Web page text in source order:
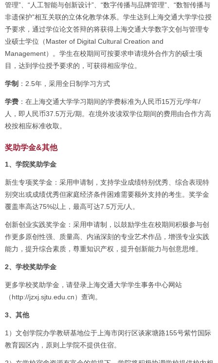
管理”、“人工智能与创新设计”、“数字传播与品牌管理”、“数智传播与
非遗保护”相互关联的立体化教学体系。学生达到上海交通大学学位授
予要求，通过学位论文答辩的将获得上海交通大学数字文创与管理专
业硕士学位（Master of Digital Cultural Creation and
Management）。学生在校期间可按要求申请境外合作方的硕士项
目，达到学位授予要求的，可获得相应学位。
学制 ：2.5年，采用全日制学习方式
学费 ：在上海交通大学学习期间的学费标准为人民币15万元/学年/
人，即人民币37.5万元/期。在境外攻读双学位期间的费用由合作方高
校按相应标准收取。
奖助学金&其他
1、学院奖助学金
新生专项奖学金：采用申请制，支持学业成绩特别优秀、综合表现特
别突出或成绩优秀但家庭经济条件困难需要额外支持的考生。奖学金
覆盖率高达75%以上，最高可达7.5万元/人。
创新创业实践奖学金：采用申请制，以鼓励学生在校期间积极参与创
作更多原创性强、质量高、内涵深刻的专业艺术作品，增强专业实践
能力，提升综合素质，尊重知识产权，提升创新能力与创意思维。
2、学校奖助学金
更多学校奖助学金，请登录上海交通大学学生事务中心网站
（http://jzxj.sjtu.edu.cn）查询。
3、其他
1）文创学院办学教研基地位于上海市闵行区谈家塘路155号紫竹国际
教育园区内，原则上学院不提供住宿。